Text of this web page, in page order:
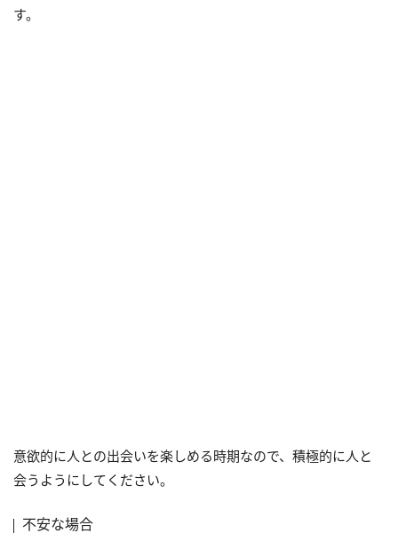
す。
意欲的に人との出会いを楽しめる時期なので、積極的に人と
会うようにしてください。
不安な場合